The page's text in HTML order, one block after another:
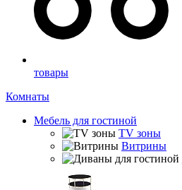
товары
Комнаты
Мебель для гостиной
TV зоны
Витрины